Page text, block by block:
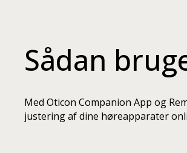
Sådan
Med Oticon Companion App og
justering af dine høreapparater